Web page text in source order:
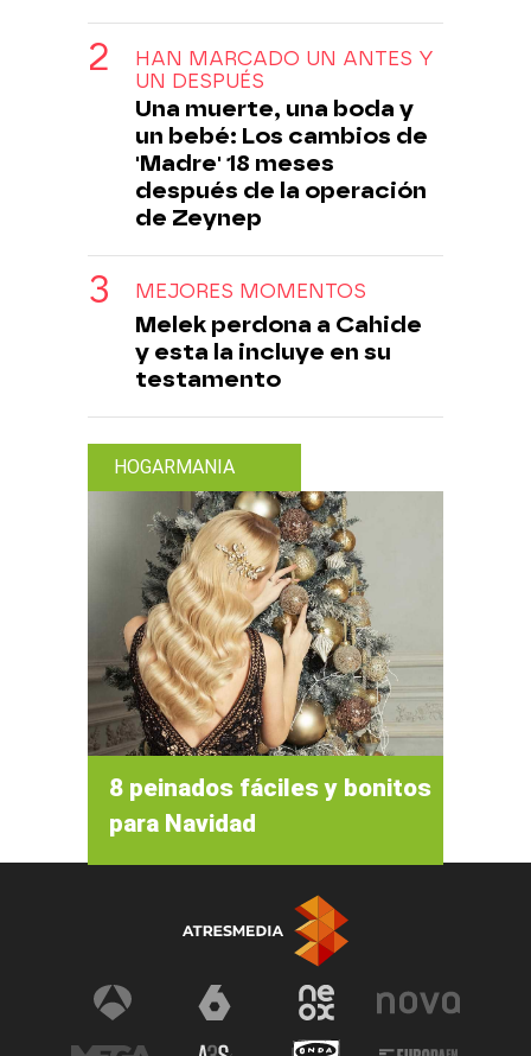
HAN MARCADO UN ANTES Y
UN DESPUÉS
Una muerte, una boda y
un bebé: Los cambios de
'Madre' 18 meses
después de la operación
de Zeynep
MEJORES MOMENTOS
Melek perdona a Cahide
y esta la incluye en su
testamento
HOGARMANIA
8 peinados fáciles y bonitos
para Navidad